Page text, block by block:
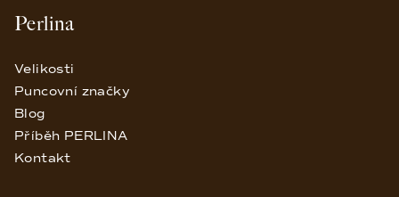
Perlina
Velikosti
Puncovní značky
Blog
Příběh PERLINA
Kontakt